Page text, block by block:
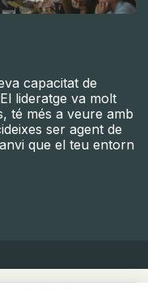
capacitat de
lideratge va molt
té més a veure amb
ser agent de
que el teu entorn